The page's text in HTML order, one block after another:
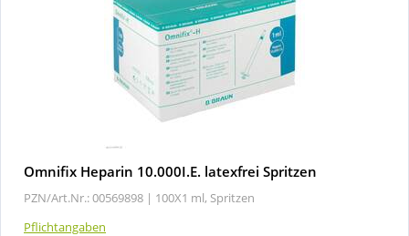
Omnifix Heparin 10.000I.E. latexfrei Spritzen
PZN/Art.Nr.: 00569898 | 100X1 ml, Spritzen
Pflichtangaben